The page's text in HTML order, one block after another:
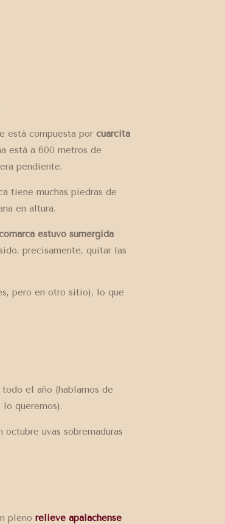
está compuesta por cuarcita
está a 600 metros de
pendiente.
tiene muchas piedras de
en altura.
estuvo sumergida
precisamente, quitar las
pero en otro sitio), lo que
el año (hablamos de
queremos).
uvas sobremaduras
pleno relieve apalachense